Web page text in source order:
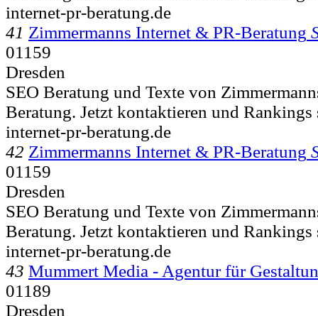
internet-pr-beratung.de
41 Zimmermanns Internet & PR-Beratung
01159
Dresden
SEO Beratung und Texte von
Beratung. Jetzt kontaktieren und Rankings
internet-pr-beratung.de
42 Zimmermanns Internet & PR-Beratung
01159
Dresden
SEO Beratung und Texte von
Beratung. Jetzt kontaktieren und Rankings
internet-pr-beratung.de
43 Mummert Media - Agentur für
01189
Dresden